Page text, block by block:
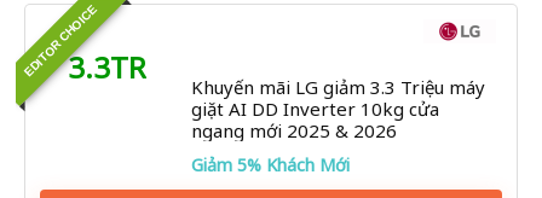
EDITOR CHOICE3.3TR
Khuyến mãi LG giảm 3.3 Triệu máy
giặt AI DD Inverter 10kg cửa
ngang mới 2025 & 2026
Giảm 5% Khách Mới